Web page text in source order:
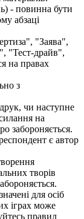
- повинна бути
абзаці
"Заява",
"Тест-драйв",
на правах
з
чи наступне
на
забороняється.
є автор
творів
для осіб
іграх може
правил